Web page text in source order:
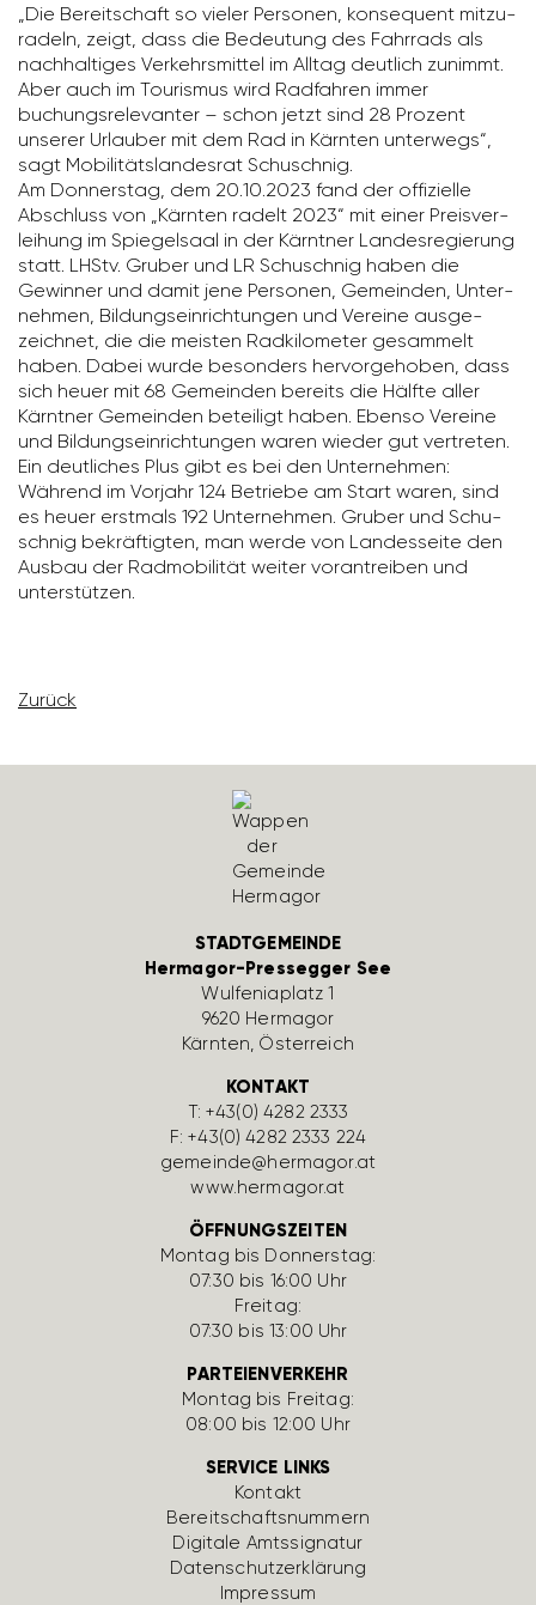
„Die Bereit­schaft so vieler Personen, konse­quent mitzu­
ra­deln, zeigt, dass die Bedeu­tung des Fahr­rads als
nach­hal­tiges Verkehrs­mittel im Alltag deut­lich zunimmt.
Aber auch im Tourismus wird Radfahren immer
buchungs­re­le­vanter – schon jetzt sind 28 Prozent
unserer Urlauber mit dem Rad in Kärnten unter­wegs“,
sagt Mobi­li­täts­lan­desrat Schu­schnig.
Am Donnerstag, dem 20.10.2023 fand der offi­zi­elle
Abschluss von „Kärnten radelt 2023“ mit einer Preis­ver­
lei­hung im Spie­gel­saal in der Kärntner Landes­re­gie­rung
statt. LHStv. Gruber und LR Schu­schnig haben die
Gewinner und damit jene Personen, Gemeinden, Unter­
nehmen, Bildungs­ein­rich­tungen und Vereine ausge­
zeichnet, die die meisten Radki­lo­meter gesam­melt
haben. Dabei wurde beson­ders hervor­ge­hoben, dass
sich heuer mit 68 Gemeinden bereits die Hälfte aller
Kärntner Gemeinden betei­ligt haben. Ebenso Vereine
und Bildungs­ein­rich­tungen waren wieder gut vertreten.
Ein deut­li­ches Plus gibt es bei den Unter­nehmen:
Während im Vorjahr 124 Betriebe am Start waren, sind
es heuer erst­mals 192 Unter­nehmen. Gruber und Schu­
schnig bekräf­tigten, man werde von Landes­seite den
Ausbau der Radmo­bi­lität weiter voran­treiben und
unter­stützen.
Zurück
STADTGEMEINDE
Hermagor-Pressegger See
Wulfe­nia­platz 1
9620 Hermagor
Kärnten, Öster­reich
KONTAKT
T:+43(0) 4282 2333
F: +43(0) 4282 2333 224
gemeinde@hermagor.at
www.hermagor.at
ÖFFNUNGSZEITEN
Montag bis Donnerstag:
07:30 bis 16:00 Uhr
Freitag:
07:30 bis 13:00 Uhr
PARTEIENVERKEHR
Montag bis Freitag:
08:00 bis 12:00 Uhr
SERVICE LINKS
Kontakt
Bereit­schafts­num­mern
Digi­tale Amts­si­gnatur
Daten­schutz­er­klä­rung
Impressum